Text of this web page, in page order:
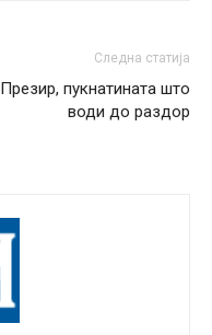
Следна статија
Презир, пукнатината што
води до раздор